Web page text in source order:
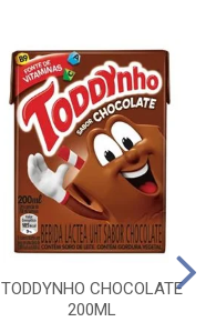
TODDYNHO CHOCOLATE
200ML